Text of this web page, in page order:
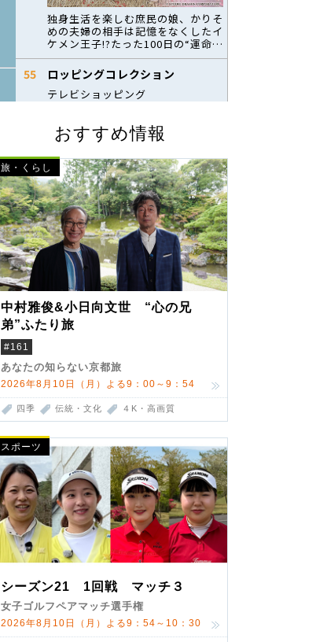
おすすめ情報
旅・くらし
中村雅俊&小日向文世 “心の兄
弟”ふたり旅
#161
あなたの知らない京都旅
2026年8月10日（月）よる9：00～9：54
四季 伝統・文化 ４K・高画質
スポーツ
シーズン21 1回戦 マッチ３
女子ゴルフペアマッチ選手権
2026年8月10日（月）よる9：54～10：30